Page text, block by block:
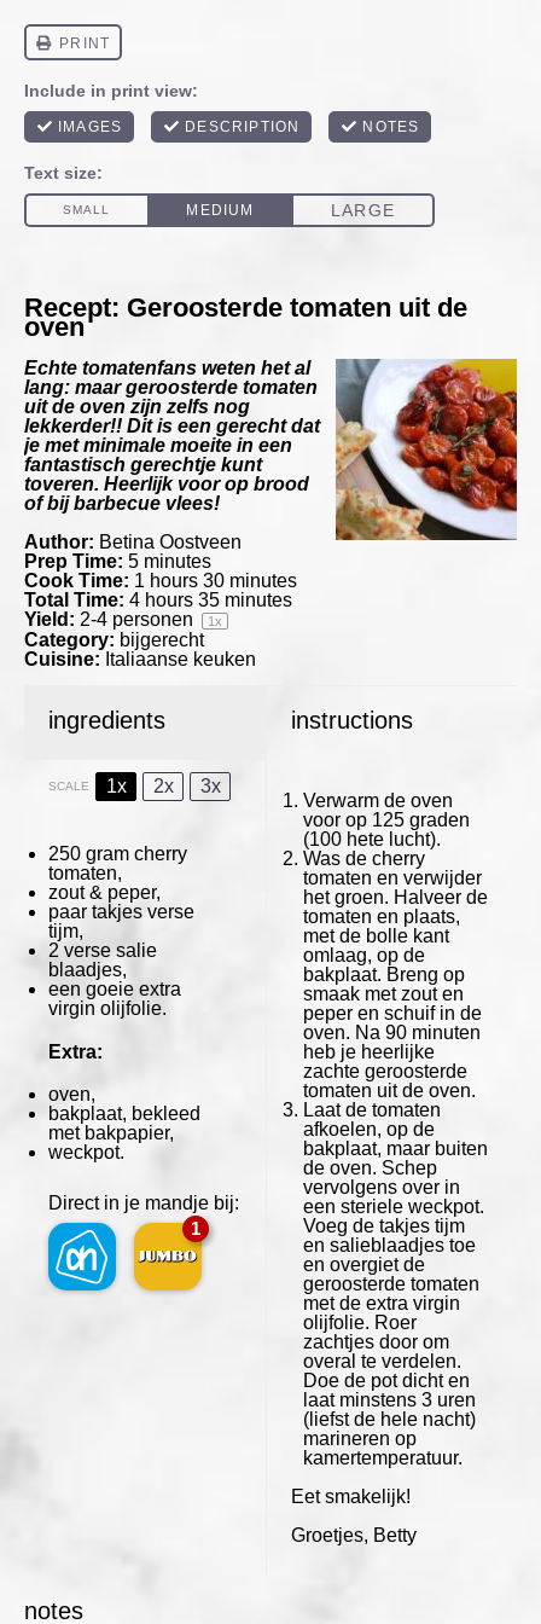
Recept: Geroosterde tomaten uit de
oven
Echte tomatenfans weten het al
lang: maar geroosterde tomaten
uit de oven zijn zelfs nog
lekkerder!! Dit is een gerecht dat
je met minimale moeite in een
fantastisch gerechtje kunt
toveren. Heerlijk voor op brood
of bij barbecue vlees!
Author: Betina Oostveen
Prep Time: 5 minutes
Cook Time: 1 hours 30 minutes
Total Time: 4 hours 35 minutes
Yield: 2-4 personen 1x
Category: bijgerecht
Cuisine: Italiaanse keuken
ingredients
SCALE 1x 2x 3x
250 gram cherry
tomaten,
zout & peper,
paar takjes verse
tijm,
2 verse salie
blaadjes,
een goeie extra
virgin olijfolie.
Extra:
oven,
bakplaat, bekleed
met bakpapier,
weckpot.
Direct in je mandje bij:
1
instructions
Verwarm de oven
voor op 125 graden
(100 hete lucht).
Was de cherry
tomaten en verwijder
het groen. Halveer de
tomaten en plaats,
met de bolle kant
omlaag, op de
bakplaat. Breng op
smaak met zout en
peper en schuif in de
oven. Na 90 minuten
heb je heerlijke
zachte geroosterde
tomaten uit de oven.
Laat de tomaten
afkoelen, op de
bakplaat, maar buiten
de oven. Schep
vervolgens over in
een steriele weckpot.
Voeg de takjes tijm
en salieblaadjes toe
en overgiet de
geroosterde tomaten
met de extra virgin
olijfolie. Roer
zachtjes door om
overal te verdelen.
Doe de pot dicht en
laat minstens 3 uren
(liefst de hele nacht)
marineren op
kamertemperatuur.
Eet smakelijk!
Groetjes, Betty
notes